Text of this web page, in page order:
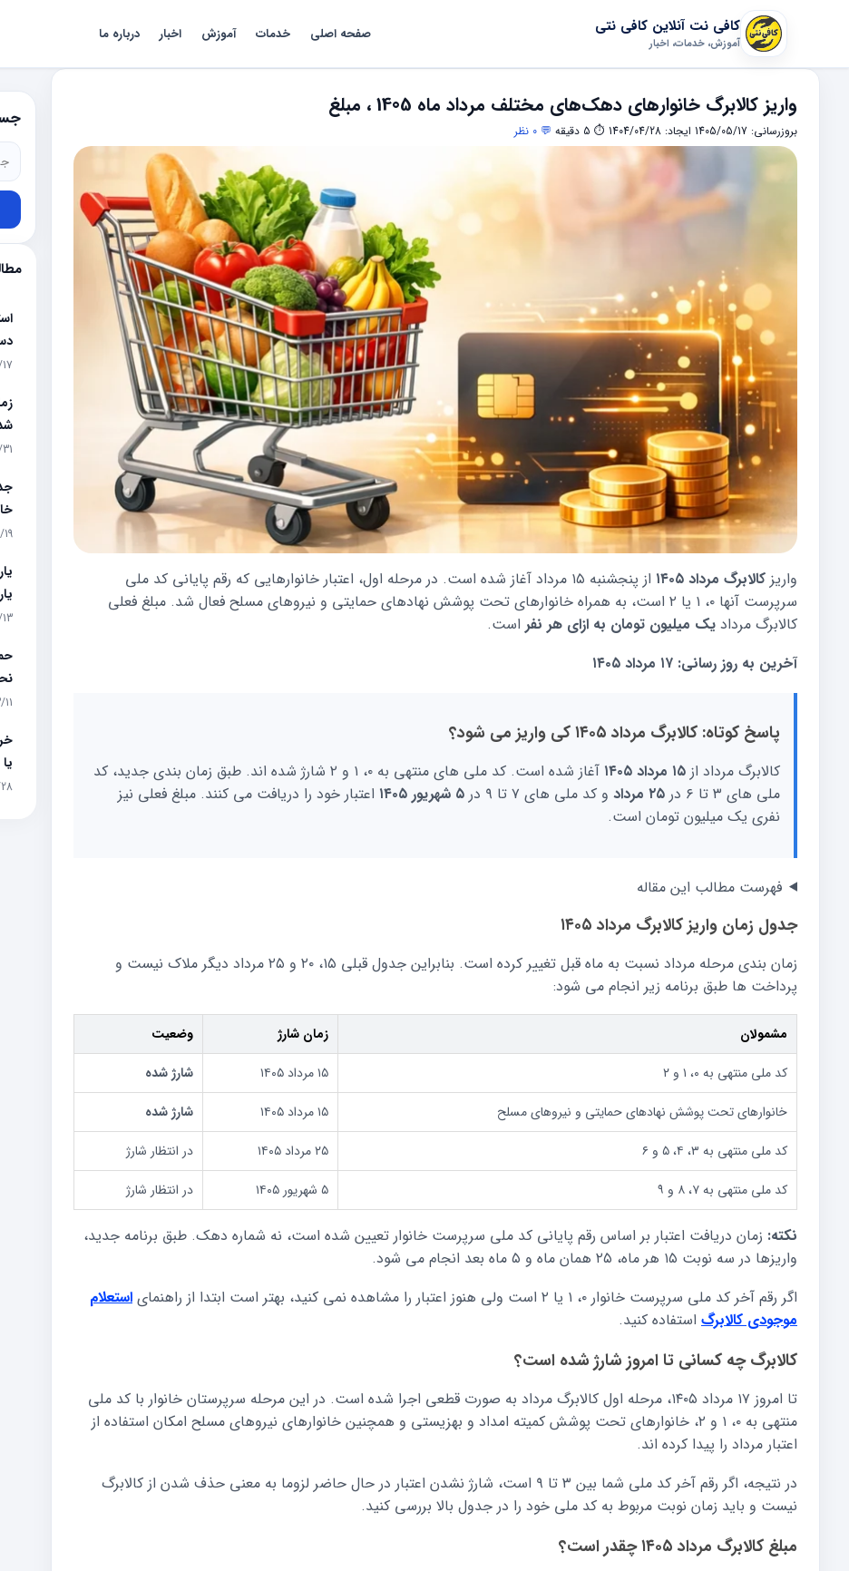
کافی نت آنلاین کافی نتی
آموزش، خدمات، اخبار
صفحه اصلی خدمات آموزش اخبار درباره ما
واریز کالابرگ خانوارهای دهک‌های مختلف مرداد ماه 1405 ، مبلغ
بروزرسانی: 1405/05/17 ایجاد: 1404/04/28 ⏱ 5 دقیقه 💬 0 نظر
واریز کالابرگ مرداد ۱۴۰۵
از پنجشنبه ۱۵ مرداد آغاز شده است. در مرحله اول، اعتبار خانوارهایی که رقم پایانی کد ملی
سرپرست آنها ۰، ۱ یا ۲ است، به همراه خانوارهای تحت پوشش نهادهای حمایتی و نیروهای مسلح فعال شد. مبلغ فعلی
کالابرگ مرداد یک میلیون تومان به ازای هر نفر است.
آخرین به روز رسانی: ۱۷ مرداد ۱۴۰۵
پاسخ کوتاه: کالابرگ مرداد ۱۴۰۵ کی واریز می شود؟
کالابرگ مرداد از ۱۵ مرداد ۱۴۰۵
آغاز شده است. کد ملی های منتهی به ۰، ۱ و ۲ شارژ شده اند. طبق زمان بندی جدید، کد
ملی های ۳ تا ۶ در
۲۵ مرداد و کد ملی های ۷ تا ۹ در ۵ شهریور ۱۴۰۵
اعتبار خود را دریافت می کنند. مبلغ فعلی نیز
نفری یک میلیون تومان است.
فهرست مطالب این مقاله
جدول زمان واریز کالابرگ مرداد ۱۴۰۵
زمان بندی مرحله مرداد نسبت به ماه قبل تغییر کرده است. بنابراین جدول قبلی ۱۵، ۲۰ و ۲۵ مرداد دیگر ملاک نیست و
پرداخت ها طبق برنامه زیر انجام می شود:
مشمولان زمان شارژ
وضعیت
کد ملی منتهی به ۰، ۱ و ۲
۱۵ مرداد ۱۴۰۵
شارژ شده
خانوارهای تحت پوشش نهادهای حمایتی و نیروهای مسلح
۱۵ مرداد ۱۴۰۵
شارژ شده
کد ملی منتهی به ۳، ۴، ۵ و ۶
۲۵ مرداد ۱۴۰۵
در انتظار شارژ
کد ملی منتهی به ۷، ۸ و ۹
۵ شهریور ۱۴۰۵ در انتظار شارژ
نکته: زمان دریافت اعتبار بر اساس رقم پایانی کد ملی سرپرست خانوار تعیین شده است، نه شماره دهک. طبق برنامه جدید،
واریزها در سه نوبت ۱۵ هر ماه، ۲۵ همان ماه و ۵ ماه بعد انجام می شود.
اگر رقم آخر کد ملی سرپرست خانوار ۰، ۱ یا ۲ است ولی هنوز اعتبار را مشاهده نمی کنید، بهتر است ابتدا از راهنمای
استعلام
موجودی کالابرگ استفاده کنید.
کالابرگ چه کسانی تا امروز شارژ شده است؟
تا امروز ۱۷ مرداد ۱۴۰۵، مرحله اول کالابرگ مرداد به صورت قطعی اجرا شده است. در این مرحله سرپرستان خانوار با کد ملی
منتهی به ۰، ۱ و ۲، خانوارهای تحت پوشش کمیته امداد و بهزیستی و همچنین خانوارهای نیروهای مسلح امکان استفاده از
اعتبار مرداد را پیدا کرده اند.
در نتیجه، اگر رقم آخر کد ملی شما بین ۳ تا ۹ است، شارژ نشدن اعتبار در حال حاضر لزوما به معنی حذف شدن از کالابرگ
نیست و باید زمان نوبت مربوط به کد ملی خود را در جدول بالا بررسی کنید.
مبلغ کالابرگ مرداد ۱۴۰۵ چقدر است؟